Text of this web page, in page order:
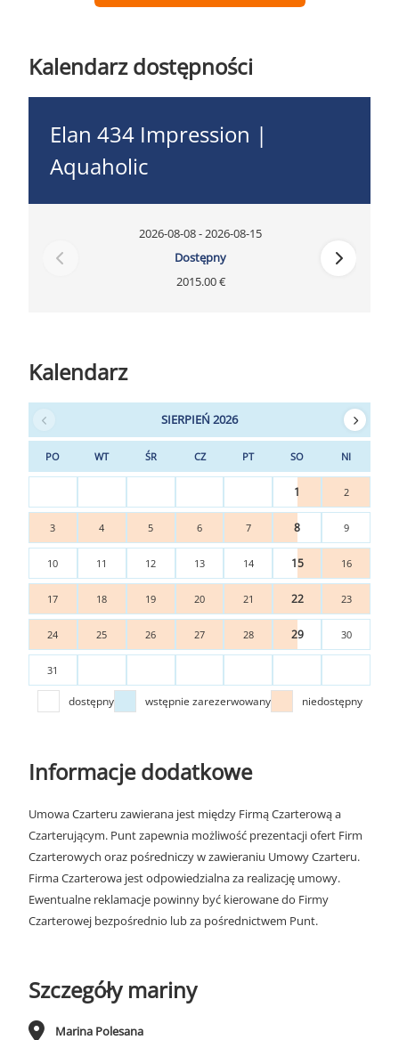
Kalendarz dostępności
Elan 434 Impression |
Aquaholic
2026-08-08 - 2026-08-15
Dostępny
2015.00 €
Kalendarz
SIERPIEŃ 2026
PO WT ŚR CZ PT SO NI
1 2
3 4 5 6 7 8 9
10 11 12 13 14 15 16
17 18 19 20 21 22 23
24 25 26 27 28 29 30
31
dostępny wstępnie zarezerwowany niedostępny
Informacje dodatkowe
Umowa Czarteru zawierana jest między Firmą Czarterową a
Czarterującym. Punt zapewnia możliwość prezentacji ofert Firm
Czarterowych oraz pośredniczy w zawieraniu Umowy Czarteru.
Firma Czarterowa jest odpowiedzialna za realizację umowy.
Ewentualne reklamacje powinny być kierowane do Firmy
Czarterowej bezpośrednio lub za pośrednictwem Punt.
Szczegóły mariny
Marina Polesana